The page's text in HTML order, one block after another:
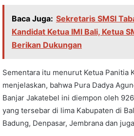
Baca Juga: Sekretaris SMSI
Kandidat Ketua IMI Bali, Ketua
Berikan Dukungan
Sementara itu menurut Ketua Panitia
menjelaskan, bahwa Pura Dadya
Banjar Jakatebel ini diempon oleh
yang tersebar di lima Kabupaten di
Badung, Denpasar, Jembrana dan